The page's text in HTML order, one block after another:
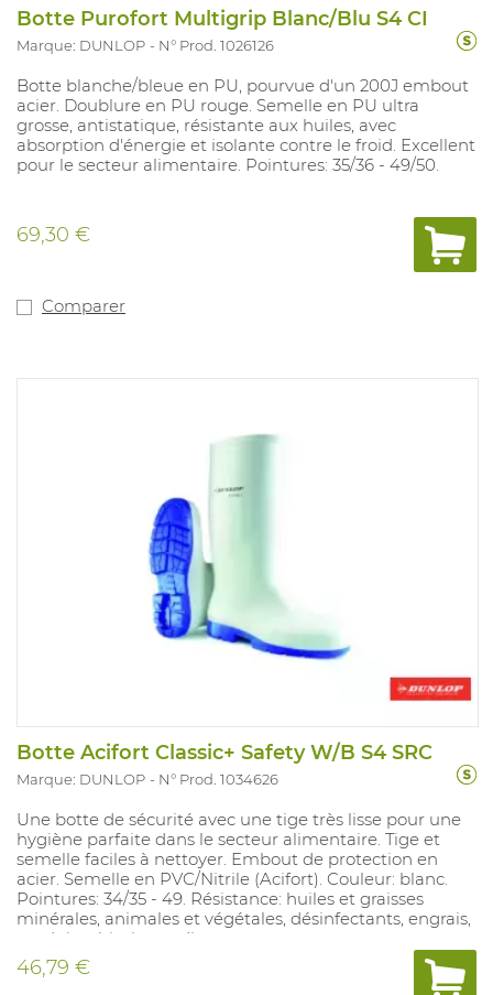
Botte Purofort Multigrip Blanc/Blu S4 CI
Marque: DUNLOP N° Prod. 1026126
Botte blanche/bleue en PU, pourvue d'un 200J embout
acier. Doublure en PU rouge. Semelle en PU ultra
grosse, antistatique, résistante aux huiles, avec
absorption d'énergie et isolante contre le froid. Excellent
pour le secteur alimentaire. Pointures: 35/36 - 49/50.
69,30 €
Comparer
Botte Acifort Classic+ Safety W/B S4 SRC
Marque: DUNLOP N° Prod. 1034626
Une botte de sécurité avec une tige très lisse pour une
hygiène parfaite dans le secteur alimentaire. Tige et
semelle faciles à nettoyer. Embout de protection en
acier. Semelle en PVC/Nitrile (Acifort). Couleur: blanc.
Pointures: 34/35 - 49. Résistance: huiles et graisses
minérales, animales et végétales, désinfectants, engrais,
produits chimiques divers.
46,79 €